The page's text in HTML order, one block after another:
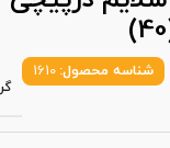
شناسه محصول: 1610